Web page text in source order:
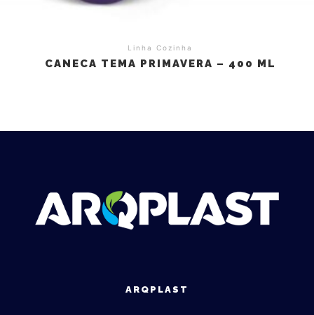
Linha Cozinha
CANECA TEMA PRIMAVERA – 400 ML
ARQPLAST